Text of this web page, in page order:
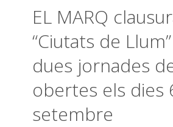
EL MARQ
“Ciutats de
dues jornades
obertes els dies
setembre